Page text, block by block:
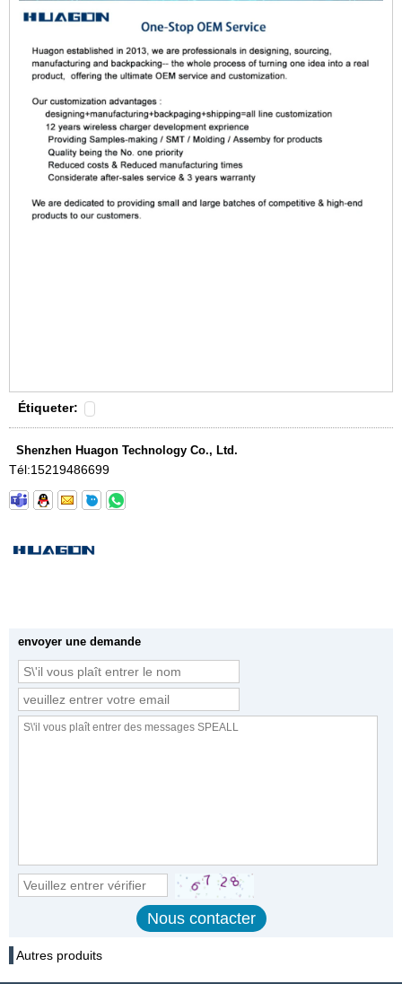
Étiqueter:
Shenzhen Huagon Technology Co., Ltd.
Tél:15219486699
envoyer une demande
Autres produits